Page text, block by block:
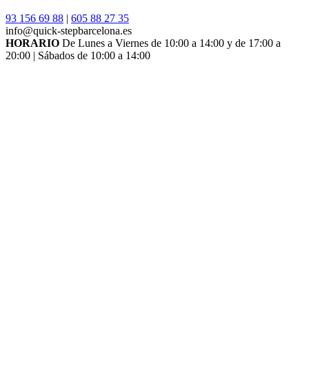
93 156 69 88 | 605 88 27 35
info@quick-stepbarcelona.es
HORARIO De Lunes a Viernes de 10:00 a 14:00 y de 17:00 a
20:00 | Sábados de 10:00 a 14:00